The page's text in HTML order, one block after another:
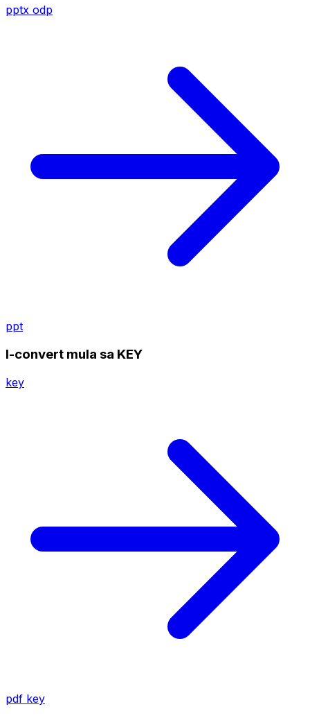
pptx odp
ppt
I-convert mula sa KEY
key
pdf key